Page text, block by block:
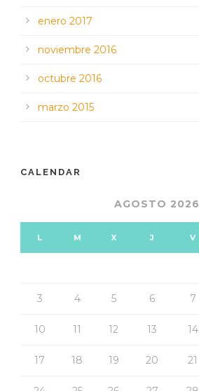
enero 2017
noviembre 2016
octubre 2016
marzo 2015
CALENDAR
AGOSTO 2026
L M X J V
3 4 5 6 7
10 11 12 13 14
17 18 19 20 21